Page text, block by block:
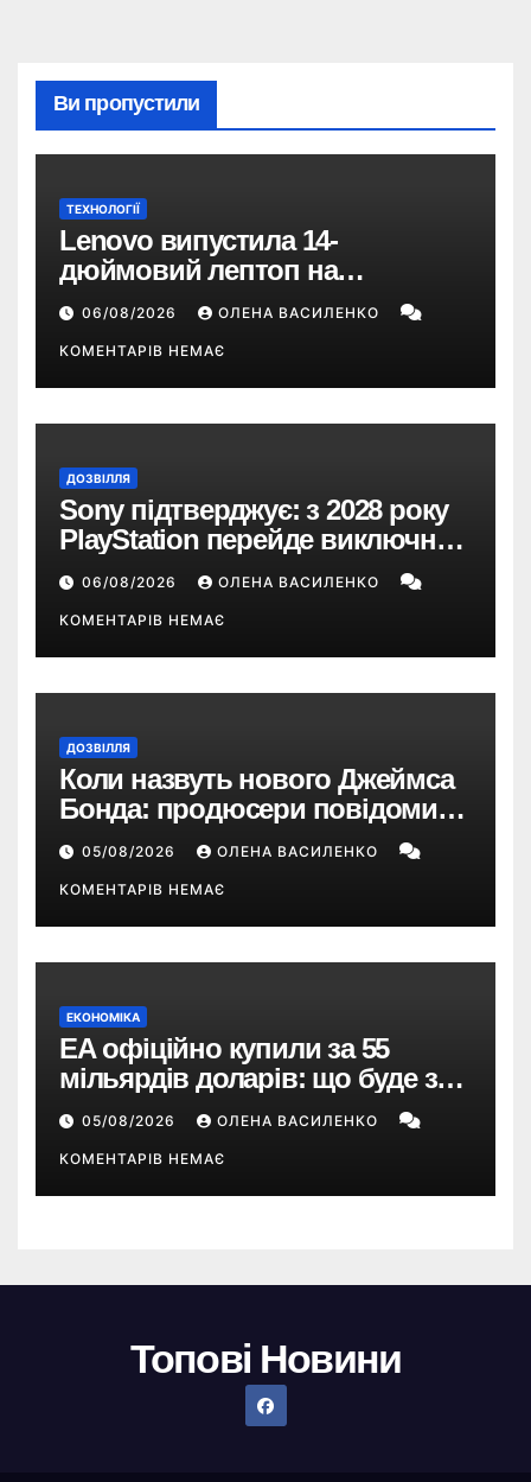
Ви пропустили
ТЕХНОЛОГІЇ
Lenovo випустила 14-
дюймовий лептоп на
Snapdragon X2 з автономністю
понад 33 години
06/08/2026 ОЛЕНА ВАСИЛЕНКО
КОМЕНТАРІВ НЕМАЄ
ДОЗВІЛЛЯ
Sony підтверджує: з 2028 року
PlayStation перейде виключно
на цифрові ігри
06/08/2026 ОЛЕНА ВАСИЛЕНКО
КОМЕНТАРІВ НЕМАЄ
ДОЗВІЛЛЯ
Коли назвуть нового Джеймса
Бонда: продюсери повідомили
про терміни кастингу
05/08/2026 ОЛЕНА ВАСИЛЕНКО
КОМЕНТАРІВ НЕМАЄ
ЕКОНОМІКА
EA офіційно купили за 55
мільярдів доларів: що буде з
EA Sports FC, Battlefield і The
Sims
05/08/2026 ОЛЕНА ВАСИЛЕНКО
КОМЕНТАРІВ НЕМАЄ
Топові Новини